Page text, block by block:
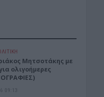
Μητσοτάκης με
ολιγοήμερες
09:13